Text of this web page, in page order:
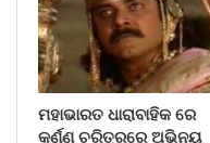
ମହାଭାରତ ଧାରାବାହିକ ରେ
କର୍ଣ୍ଣ ଚରିତ୍ରରେ ଅଭିନୟ